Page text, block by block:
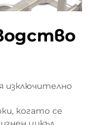
изключително
когато се